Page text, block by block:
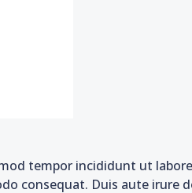
tempor incididunt ut
consequat. Duis aute irure